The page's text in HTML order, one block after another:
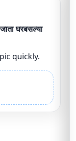
घरबसल्या
quickly.